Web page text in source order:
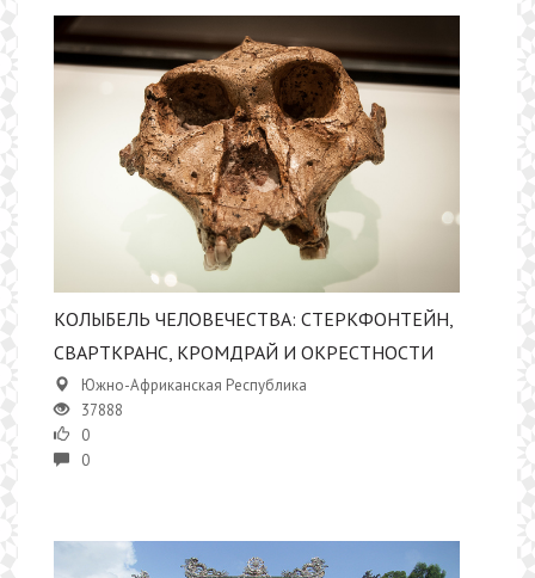
КОЛЫБЕЛЬ ЧЕЛОВЕЧЕСТВА: СТЕРКФОНТЕЙН,
СВАРТКРАНС, КРОМДРАЙ И ОКРЕСТНОСТИ
Южно-Африканская Республика
37888
0
0